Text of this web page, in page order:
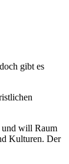
gibt es
und will Raum
Kulturen. Der